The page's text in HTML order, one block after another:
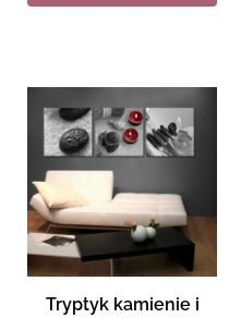
Tryptyk kamienie i